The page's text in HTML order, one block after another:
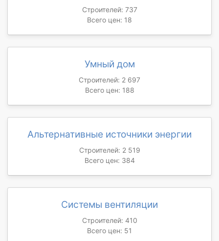
Строителей: 737
Всего цен: 18
Умный дом
Строителей: 2 697
Всего цен: 188
Альтернативные источники энергии
Строителей: 2 519
Всего цен: 384
Системы вентиляции
Строителей: 410
Всего цен: 51